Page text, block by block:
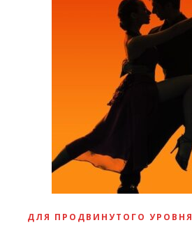
ДЛЯ ПРОДВИНУТОГО УРОВНЯ